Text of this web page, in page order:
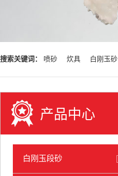
搜索关键词： 喷砂 炊具 白刚玉砂
产品中心
白刚玉段砂